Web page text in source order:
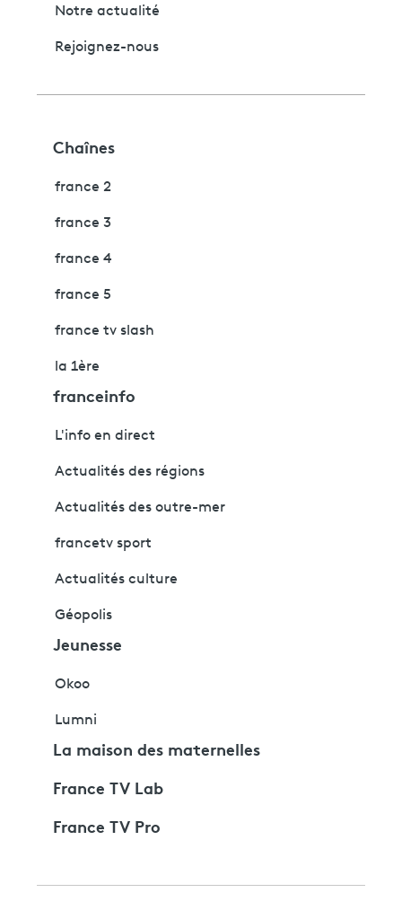
Notre actualité
Rejoignez-nous
Chaînes
france 2
france 3
france 4
france 5
france tv slash
la 1ère
franceinfo
L'info en direct
Actualités des régions
Actualités des outre-mer
francetv sport
Actualités culture
Géopolis
Jeunesse
Okoo
Lumni
La maison des maternelles
France TV Lab
France TV Pro